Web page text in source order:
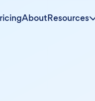
AboutResources